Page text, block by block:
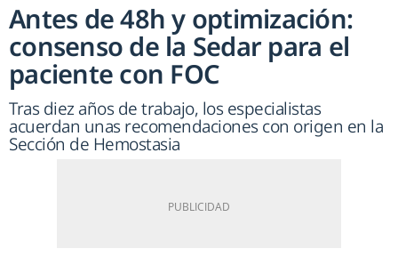
Antes de 48h y optimización:
consenso de la Sedar para el
paciente con FOC
Tras diez años de trabajo, los especialistas
acuerdan unas recomendaciones con origen en la
Sección de Hemostasia